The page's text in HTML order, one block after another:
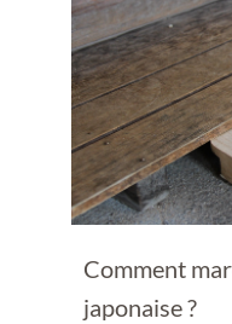
Comment
japonaise ?